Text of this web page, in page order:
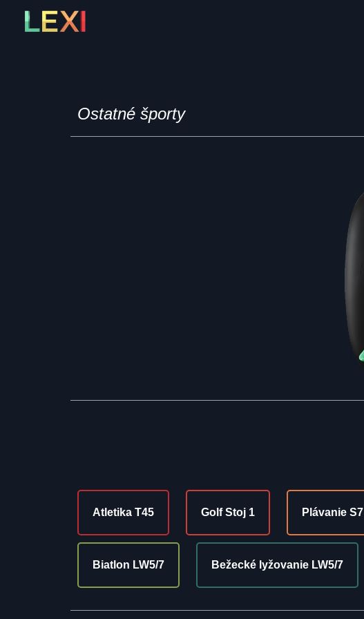
Ostatné športy
Atletika T45 Golf Stoj 1 Plávanie S7
Biatlon LW5/7 Bežecké lyžovanie LW5/7